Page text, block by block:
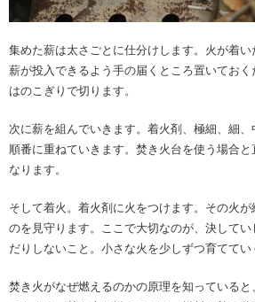
集めた薪は太さごとに仕分けします。火が着
薪が投入できるよう手の届くところ置いておく
はのこぎりで切ります。
次に薪を組んでいきます。着火剤、極細、細
順番に重ねていきます。焚き火台を使う場合
なります。
そして着火。着火剤に火をつけます。その火が
のを見守ります。ここで大切なのが、決して
だりしないこと。小さな火を少しずつ育ててい
焚き火がなぜ燃えるのかの原理を知っている